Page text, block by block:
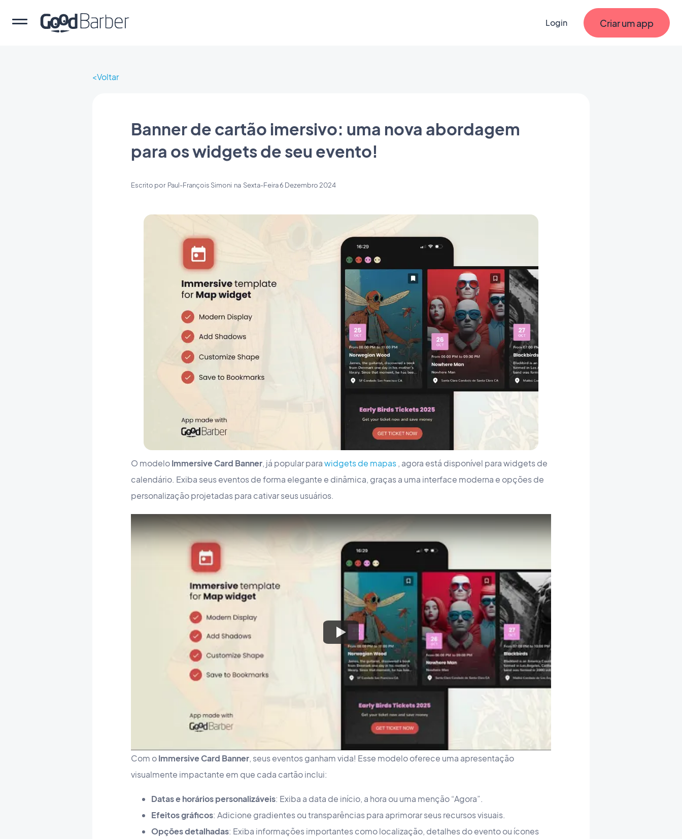
Login Criar um app
Voltar
Banner de cartão imersivo: uma nova abordagem
para os widgets de seu evento!
Escrito por Paul-François Simoni na Sexta-Feira 6 Dezembro 2024
O modeloImmersive Card Banner, já popular parawidgets de mapas , agora está disponível para widgets de
calendário. Exiba seus eventos de forma elegante e dinâmica, graças a uma interface moderna e opções de
personalização projetadas para cativar seus usuários.
Com oImmersive Card Banner, seus eventos ganham vida! Esse modelo oferece uma apresentação
visualmente impactante em que cada cartão inclui:
Datas e horários personalizáveis: Exiba a data de início, a hora ou uma menção “Agora”.
Efeitos gráficos: Adicione gradientes ou transparências para aprimorar seus recursos visuais.
Opções detalhadas: Exiba informações importantes como localização, detalhes do evento ou ícones